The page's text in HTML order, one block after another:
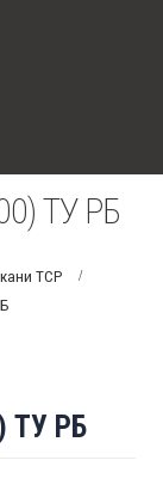
ТУ РБ
ТСР
ТУ РБ